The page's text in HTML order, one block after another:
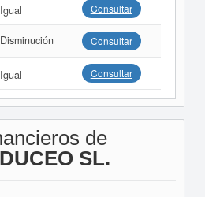
Igual Consultar
Disminución Consultar
Igual Consultar
de
SL.